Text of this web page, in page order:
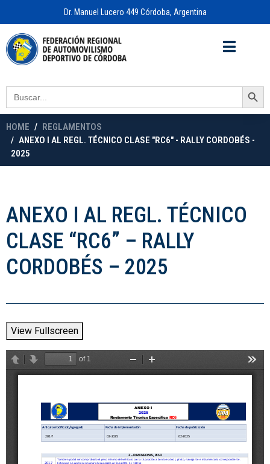
Dr. Manuel Lucero 449 Córdoba, Argentina
Search
for:
Search Button
HOME
REGLAMENTOS
ANEXO I AL REGL. TÉCNICO CLASE "RC6" - RALLY CORDOBÉS -
2025
ANEXO I AL REGL. TÉCNICO
CLASE “RC6” – RALLY
CORDOBÉS – 2025
View Fullscreen